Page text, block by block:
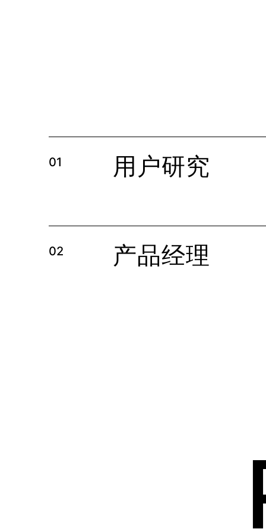
01 用户研究
02 产品经理